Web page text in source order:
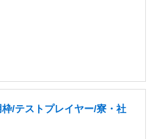
/テストプレイヤー/寮・社